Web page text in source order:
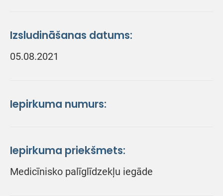
Izsludināšanas datums:
05.08.2021
Iepirkuma numurs:
Iepirkuma priekšmets:
Medicīnisko palīglīdzekļu iegāde